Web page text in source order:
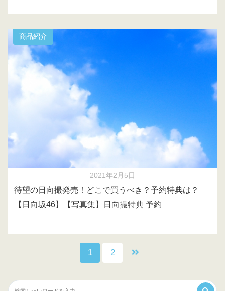
商品紹介
2021年2月5日
待望の日向撮発売！どこで買うべき？予約特典は？
【日向坂46】【写真集】日向撮特典 予約
1 2